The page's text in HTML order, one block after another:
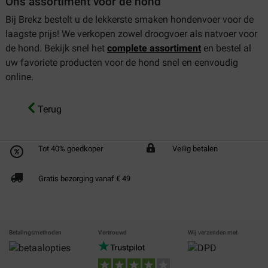
Bij Brekz bestelt u de lekkerste smaken hondenvoer voor de
laagste prijs! We verkopen zowel droogvoer als natvoer voor
de hond. Bekijk snel het complete assortiment en bestel al
uw favoriete producten voor de hond snel en eenvoudig
online.
Terug
Tot 40% goedkoper Veilig betalen
Gratis bezorging vanaf € 49
Betalingsmethoden Vertrouwd Wij verzenden met